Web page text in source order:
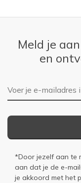
Meld je
en
E-mailadres
*Door jezelf aan te
aan dat je de e-
je akkoord met het